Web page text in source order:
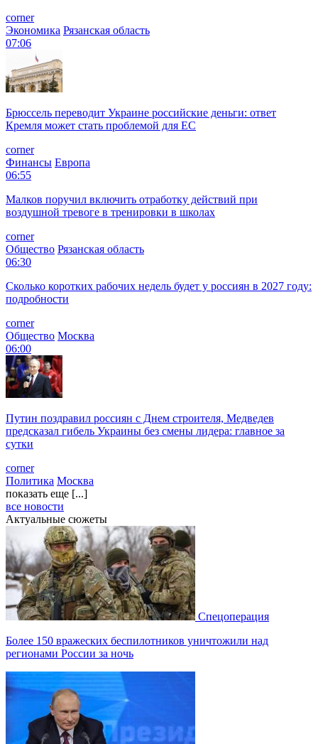
corner
Экономика Рязанская область
07:06
Брюссель переводит Украине российские деньги: ответ
Кремля может стать проблемой для EC
corner
Финансы Европа
06:55
Малков поручил включить отработку действий при
воздушной тревоге в тренировки в школах
corner
Общество Рязанская область
06:30
Сколько коротких рабочих недель будет у россиян в 2027 году:
подробности
corner
Общество Москва
06:00
Путин поздравил россиян с Днем строителя, Медведев
предсказал гибель Украины без смены лидера: главное за
сутки
corner
Политика Москва
показать еще [...]
все новости
Актуальные сюжеты
Спецоперация
Более 150 вражеских беспилотников уничтожили над
регионами России за ночь